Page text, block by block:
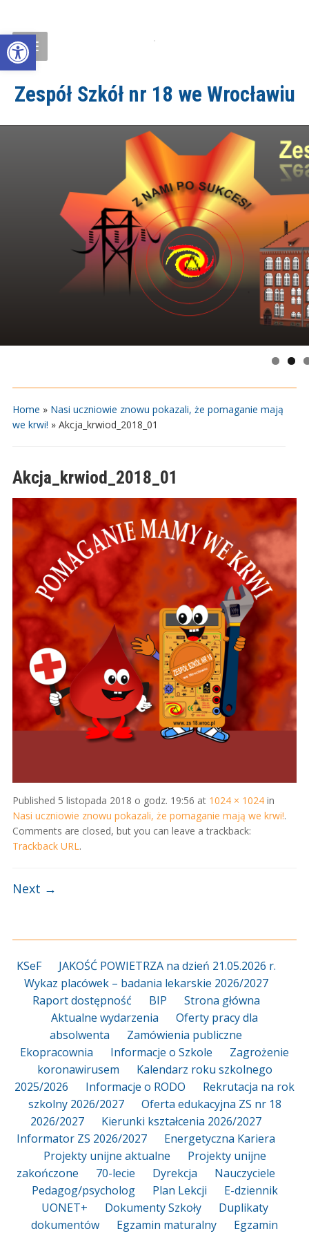
Open toolbar
Zespół Szkół nr 18 we Wrocławiu
Home » Nasi uczniowie znowu pokazali, że pomaganie mają
we krwi! » Akcja_krwiod_2018_01
Akcja_krwiod_2018_01
Published 5 listopada 2018 o godz. 19:56 at 1024 × 1024in
Nasi uczniowie znowu pokazali, że pomaganie mają we krwi!.
Comments are closed, but you can leave a trackback:
Trackback URL.
Next →
KSeF
JAKOŚĆ POWIETRZA na dzień 21.05.2026 r.
Wykaz placówek – badania lekarskie 2026/2027
Raport dostępność
BIP
Strona główna
Aktualne wydarzenia
Oferty pracy dla
absolwenta
Zamówienia publiczne
Ekopracownia
Informacje o Szkole
Zagrożenie
koronawirusem
Kalendarz roku szkolnego
2025/2026
Informacje o RODO
Rekrutacja na rok
szkolny 2026/2027
Oferta edukacyjna ZS nr 18
2026/2027
Kierunki kształcenia 2026/2027
Informator ZS 2026/2027
Energetyczna Kariera
Projekty unijne aktualne
Projekty unijne
zakończone
70-lecie Dyrekcja
Nauczyciele
Pedagog/psycholog
Plan Lekcji
E-dziennik
UONET+
Dokumenty Szkoły
Duplikaty
dokumentów
Egzamin maturalny
Egzamin